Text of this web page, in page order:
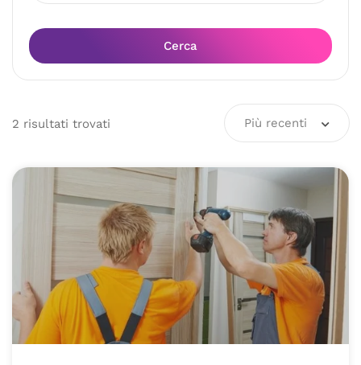
Cerca
2 risultati trovati Più recenti